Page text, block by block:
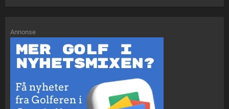
Annonse